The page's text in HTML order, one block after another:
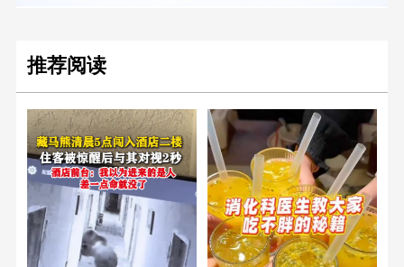
推荐阅读